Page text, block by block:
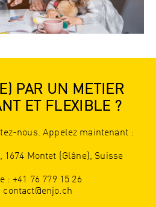
PAR UN METIER
ET FLEXIBLE ?
nous. Appelez maintenant :
1674 Montet (Glâne), Suisse
: +41 76 779 15 26
contact@enjo.ch